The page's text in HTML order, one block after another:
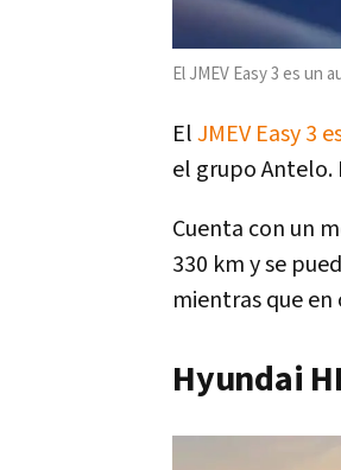
El JMEV Easy 3 es un
ElJMEV Easy 3
el grupo Antelo.
Cuenta con un
330 km y se
mientras que
Hyundai